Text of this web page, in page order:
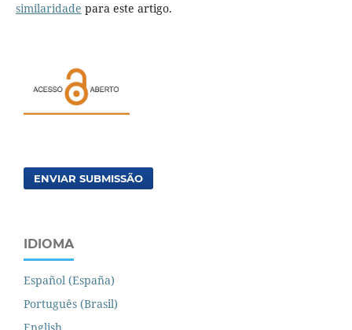
similaridade para este artigo.
ENVIAR SUBMISSÃO
IDIOMA
Español (España)
Português (Brasil)
English